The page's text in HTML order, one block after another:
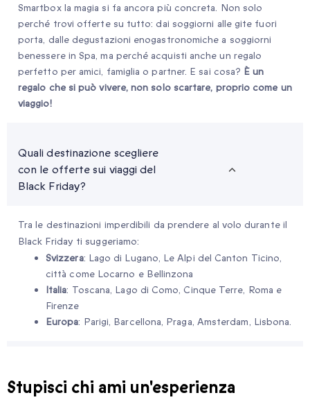
Smartbox la magia si fa ancora più concreta. Non solo
perché trovi offerte su tutto: dai soggiorni alle gite fuori
porta, dalle degustazioni enogastronomiche a soggiorni
benessere in Spa, ma perché acquisti anche un regalo
perfetto per amici, famiglia o partner. E sai cosa? È un
regalo che si può vivere, non solo scartare, proprio come un
viaggio!
Quali destinazione scegliere
con le offerte sui viaggi del
Black Friday?
Tra le destinazioni imperdibili da prendere al volo durante il
Black Friday ti suggeriamo:
Svizzera: Lago di Lugano, Le Alpi del Canton Ticino,
città come Locarno e Bellinzona
Italia: Toscana, Lago di Como, Cinque Terre, Roma e
Firenze
Europa: Parigi, Barcellona, Praga, Amsterdam, Lisbona.
Stupisci chi ami un'esperienza